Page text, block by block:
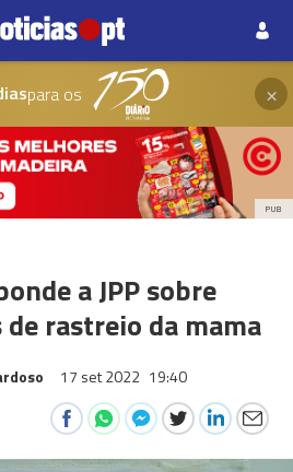
para os ×
PUB
a JPP sobre
rastreio da mama
17 set 2022 19:40